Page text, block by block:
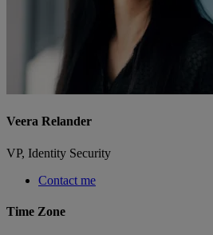
Veera Relander
VP, Identity Security
Contact me
Time Zone